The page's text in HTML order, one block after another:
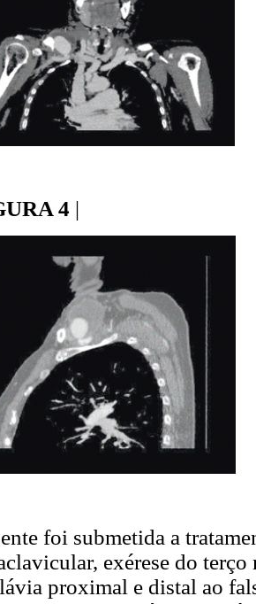
4 |
foi submetida a
exérese do
proximal e distal ao